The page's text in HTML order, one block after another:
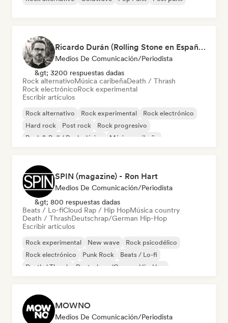
Ricardo Durán (Rolling Stone en Español-Editor-in-chief)
Medios De Comunicación/Periodista
&gt; 3200 respuestas dadas
Rock alternativoMúsica caribeñaDeath / Thrash
Rock electrónicoRock experimental
Escribir artículos
Rock alternativo Rock experimental
Rock electrónico
Hard rock
Post rock
Rock progresivo
Rock & Roll / Rock clásico
Música caribeña
SPIN (magazine) - Ron Hart
Medios De Comunicación/Periodista
&gt; 800 respuestas dadas
Beats / Lo-fiCloud Rap / Hip HopMúsica country
Death / ThrashDeutschrap/German Hip-Hop
Escribir artículos
Rock experimental New wave
Rock psicodélico
Rock electrónico
Punk Rock
Beats / Lo-fi
Death / Thrash
Deutschrap/German Hip-Hop
MOWNO
Medios De Comunicación/Periodista